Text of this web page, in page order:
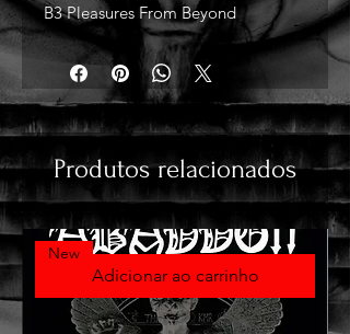
B3 Pleasures From Beyond
Produtos relacionados
Adicionar ao carrinho
New